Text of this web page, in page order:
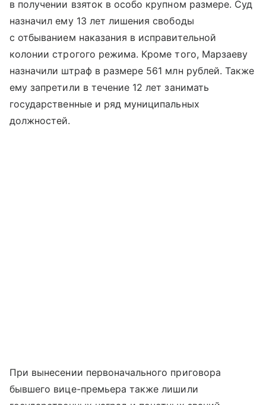
в получении взяток в особо крупном размере. Суд
назначил ему 13 лет лишения свободы
с отбыванием наказания в исправительной
колонии строгого режима. Кроме того, Марзаеву
назначили штраф в размере 561 млн рублей. Также
ему запретили в течение 12 лет занимать
государственные и ряд муниципальных
должностей.
При вынесении первоначального приговора
бывшего вице-премьера также лишили